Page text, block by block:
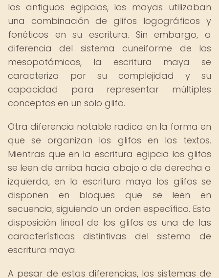
los antiguos egipcios, los mayas utilizaban
una combinación de glifos logográficos y
fonéticos en su escritura. Sin embargo, a
diferencia del sistema cuneiforme de los
mesopotámicos, la escritura maya se
caracteriza por su complejidad y su
capacidad para representar múltiples
conceptos en un solo glifo.
Otra diferencia notable radica en la forma en
que se organizan los glifos en los textos.
Mientras que en la escritura egipcia los glifos
se leen de arriba hacia abajo o de derecha a
izquierda, en la escritura maya los glifos se
disponen en bloques que se leen en
secuencia, siguiendo un orden específico. Esta
disposición lineal de los glifos es una de las
características distintivas del sistema de
escritura maya.
A pesar de estas diferencias, los sistemas de